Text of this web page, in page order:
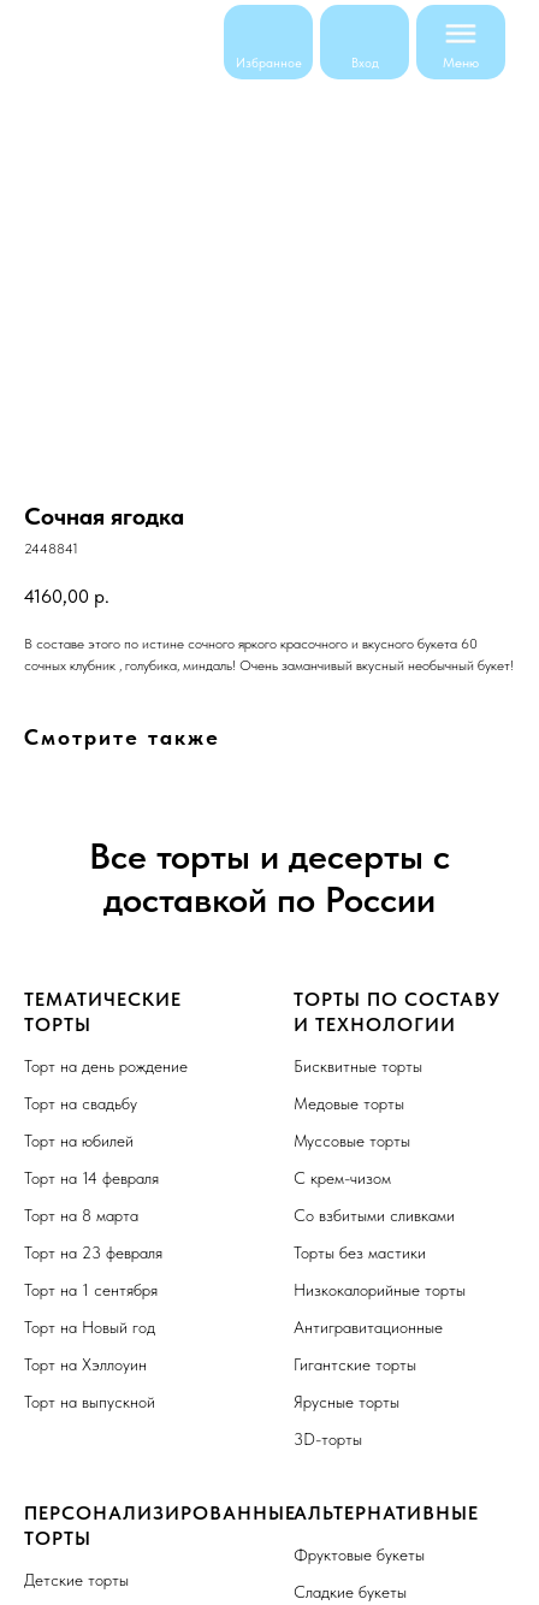
Меню
Вход
Избранное
Сочная ягодка
2448841
4160,00 р.
В составе этого по истине сочного яркого красочного и вкусного букета 60
сочных клубник , голубика, миндаль! Очень заманчивый вкусный необычный букет!
Смотрите также
Все торты и десерты с
доставкой по России
ТЕМАТИЧЕСКИЕ
ТОРТЫ
Торт на день рождение
Торт на свадьбу
Торт на юбилей
Торт на 14 февраля
Торт на 8 марта
Торт на 23 февраля
Торт на 1 сентября
Торт на Новый год
Торт на Хэллоуин
Торт на выпускной
ТОРТЫ ПО СОСТАВУ
И ТЕХНОЛОГИИ
Бисквитные торты
Медовые торты
Муссовые торты
С крем-чизом
Со взбитыми сливками
Торты без мастики
Низкокалорийные торты
Антигравитационные
Гигантские торты
Ярусные торты
3D-торты
ПЕРСОНАЛИЗИРОВАННЫЕ
ТОРТЫ
Детские торты
АЛЬТЕРНАТИВНЫЕ
Фруктовые букеты
Сладкие букеты